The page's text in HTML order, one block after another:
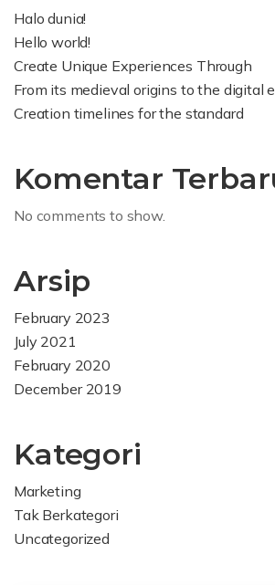
Halo dunia!
Hello world!
Create Unique Experiences Through
From its medieval origins to the digital
Creation timelines for the standard
Komentar
No comments to show.
Arsip
February 2023
July 2021
February 2020
December 2019
Kategori
Marketing
Tak Berkategori
Uncategorized